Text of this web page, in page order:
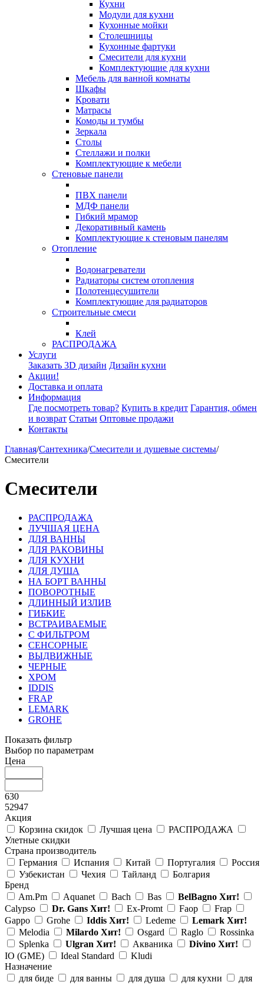
Кухни
Модули для кухни
Кухонные мойки
Столешницы
Кухонные фартуки
Смесители для кухни
Комплектующие для кухни
Мебель для ванной комнаты
Шкафы
Кровати
Матрасы
Комоды и тумбы
Зеркала
Столы
Стеллажи и полки
Комплектующие к мебели
Стеновые панели
ПВХ панели
МДФ панели
Гибкий мрамор
Декоративный камень
Комплектующие к стеновым панелям
Отопление
Водонагреватели
Радиаторы систем отопления
Полотенцесушители
Комплектующие для радиаторов
Строительные смеси
Клей
РАСПРОДАЖА
Услуги
Заказать 3D дизайн Дизайн кухни
Акции!
Доставка и оплата
Информация
Где посмотреть товар? Купить в кредит Гарантия, обмен
и возврат Статьи Оптовые продажи
Контакты
Главная/Сантехника/Смесители и душевые системы/
Смесители
Смесители
РАСПРОДАЖА
ЛУЧШАЯ ЦЕНА
ДЛЯ ВАННЫ
ДЛЯ РАКОВИНЫ
ДЛЯ КУХНИ
ДЛЯ ДУША
НА БОРТ ВАННЫ
ПОВОРОТНЫЕ
ДЛИННЫЙ ИЗЛИВ
ГИБКИЕ
ВСТРАИВАЕМЫЕ
С ФИЛЬТРОМ
СЕНСОРНЫЕ
ВЫДВИЖНЫЕ
ЧЕРНЫЕ
ХРОМ
IDDIS
FRAP
LEMARK
GROHE
Показать фильтр
Выбор по параметрам
Цена
630
52947
Акция
Корзина скидок
Лучшая цена
РАСПРОДАЖА
Улетные скидки
Страна производитель
Германия
Испания Китай Португалия
Россия
Узбекистан
Чехия Тайланд
Болгария
Бренд
Am.Pm
Aquanet Bach Bas BelBagno Хит!
Calypso
Dr. Gans Хит! Ex-Promt Faop
Frap
Gappo
Grohe Iddis Хит! Ledeme Lemark Хит!
Melodia
Milardo Хит! Osgard Raglo
Rossinka
Splenka
Ulgran Хит! Акваника Divino Хит!
IO (GME)
Ideal Standard
Kludi
Назначение
для биде
для ванны для душа для кухни
для